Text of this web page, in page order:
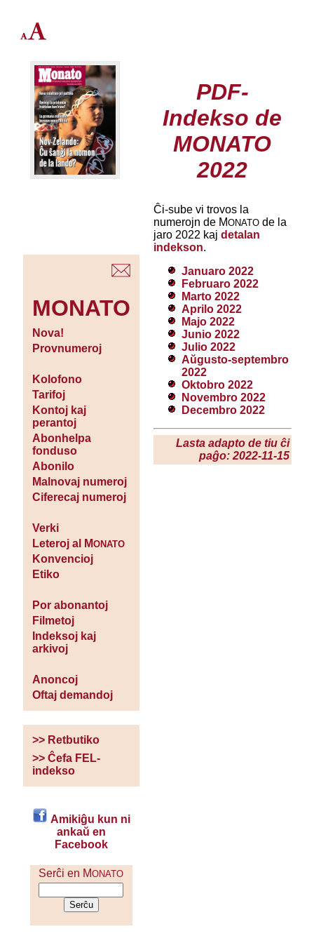
MONATO
Nova!
Provnumeroj
Kolofono
Tarifoj
Kontoj kaj
perantoj
Abonhelpa
fonduso
Abonilo
Malnovaj numeroj
Ciferecaj numeroj
Verki
Leteroj al MONATO
Konvencioj
Etiko
Por abonantoj
Filmetoj
Indeksoj kaj
arkivoj
Anoncoj
Oftaj demandoj
>> Retbutiko
>> Ĉefa FEL-
indekso
Amikiĝu kun ni
ankaŭ en
Facebook
Serĉi en MONATO
PDF-
Indekso de
MONATO
2022
Ĉi-sube vi trovos la
numerojn de MONATOde la
jaro 2022 kaj detalan
indekson.
Januaro 2022
Februaro 2022
Marto 2022
Aprilo 2022
Majo 2022
Junio 2022
Julio 2022
Aŭgusto-septembro
2022
Oktobro 2022
Novembro 2022
Decembro 2022
Lasta adapto de tiu ĉi
paĝo: 2022-11-15